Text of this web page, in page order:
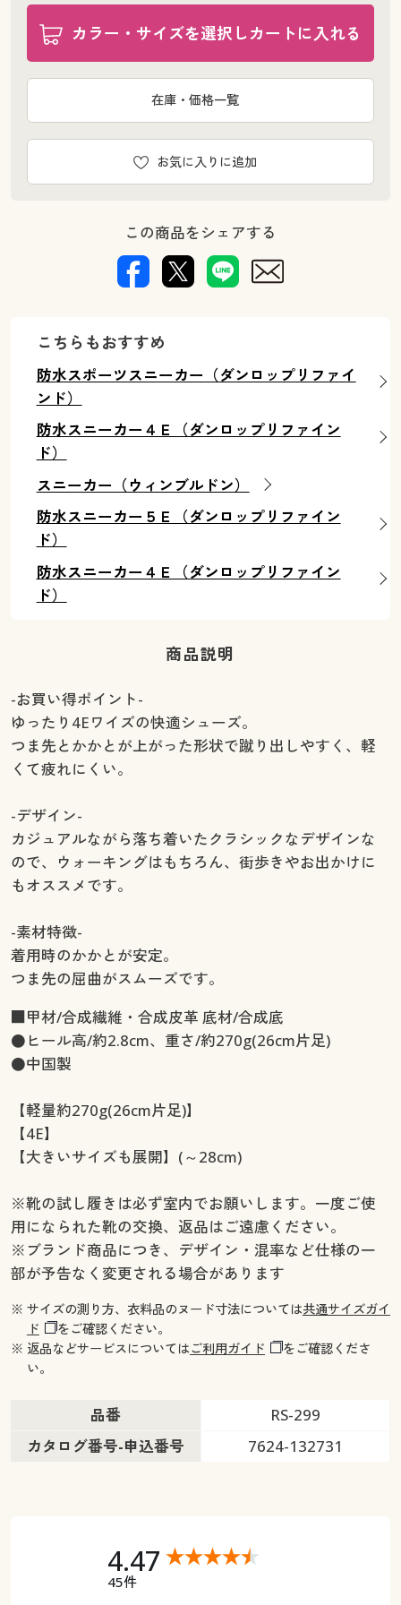
カラー・サイズを選択しカートに入れる
お気に入りに追加
在庫・価格一覧
この商品をシェアする
こちらもおすすめ
防水スポーツスニーカー（ダンロップリファイ
ンド）
防水スニーカー４Ｅ（ダンロップリファイン
ド）
スニーカー（ウィンブルドン）
防水スニーカー５Ｅ（ダンロップリファイン
ド）
防水スニーカー４Ｅ（ダンロップリファイン
ド）
商品説明
-お買い得ポイント-
ゆったり4Eワイズの快適シューズ。
つま先とかかとが上がった形状で蹴り出しやすく、軽
くて疲れにくい。
-デザイン-
カジュアルながら落ち着いたクラシックなデザインな
ので、ウォーキングはもちろん、街歩きやお出かけに
もオススメです。
-素材特徴-
着用時のかかとが安定。
つま先の屈曲がスムーズです。
■甲材/合成繊維・合成皮革 底材/合成底
●ヒール高/約2.8cm、重さ/約270g(26cm片足)
●中国製
【軽量約270g(26cm片足)】
【4E】
【大きいサイズも展開】(～28cm)
※靴の試し履きは必ず室内でお願いします。一度ご使
用になられた靴の交換、返品はご遠慮ください。
※ブランド商品につき、デザイン・混率など仕様の一
部が予告なく変更される場合があります
※ サイズの測り方、衣料品のヌード寸法については共通サイズガイ
ド
をご確認ください。
※ 返品などサービスについてはご利用ガイド
をご確認くださ
い。
品番
RS-299
カタログ番号-申込番号
7624-132731
4.47
45件